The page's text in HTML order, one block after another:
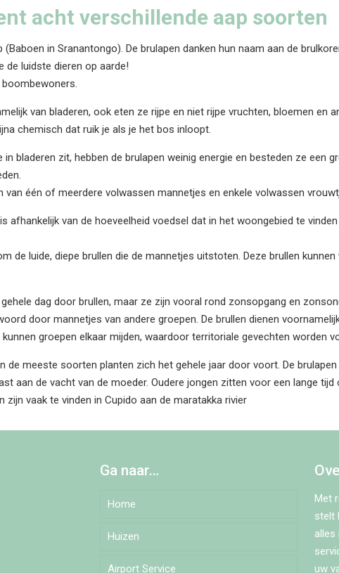
acht verschillende aap soorten
(Baboen in Sranantongo). De brulapen danken hun naam aan de
de luidste dieren op aarde!
van bladeren, ook eten ze rijpe en niet rijpe vruchten, bloemen
chemisch dat ruik je als je het bos inloopt.
in bladeren zit, hebben de brulapen weinig energie en besteden ze
van één of meerdere volwassen mannetjes en enkele volwassen
afhankelijk van de hoeveelheid voedsel dat in het woongebied te
de luide, diepe brullen die de mannetjes uitstoten. Deze brullen
dag door brullen, maar ze zijn vooral rond zonsopgang en
door mannetjes van andere groepen. De brullen dienen
groepen elkaar mijden, waardoor territoriale gevechten worden
de meeste soorten planten zich het gehele jaar door voort. De
aan de vacht van de moeder. Oudere jongen zitten voor een lange
zijn vaak te vinden in Cupido aan de maratakka rivier
Ga naar…
Home
Huizen
Djedoestraat
Airport Service
Met
stelt
alles
uw